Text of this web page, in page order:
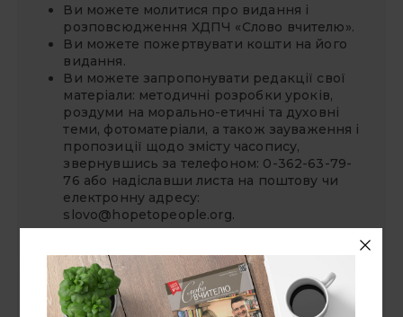
Ви можете молитися про видання і
розповсюдження ХДПЧ «Слово вчителю».
Ви можете пожертвувати кошти на його
видання.
Ви можете запропонувати редакції свої
матеріали: методичні розробки уроків,
роздуми на морально-етичні та духовні
теми, фотоматеріали, а також зауваження і
пропозиції щодо змісту часопису,
звернувшись за телефоном: 0-362-63-79-
76 або надіславши листа на поштову чи
електронну адресу:
slovo@hopetopeople.org.
СУВІЙ БЛОҐІВ